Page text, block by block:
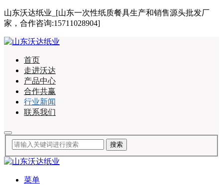
山东沃达纸业_[山东一次性纸质餐具生产和销售源头批发厂
家，合作咨询:15711028904]
首页
走进沃达
产品中心
合作共赢
行业新闻
联系我们
菜单